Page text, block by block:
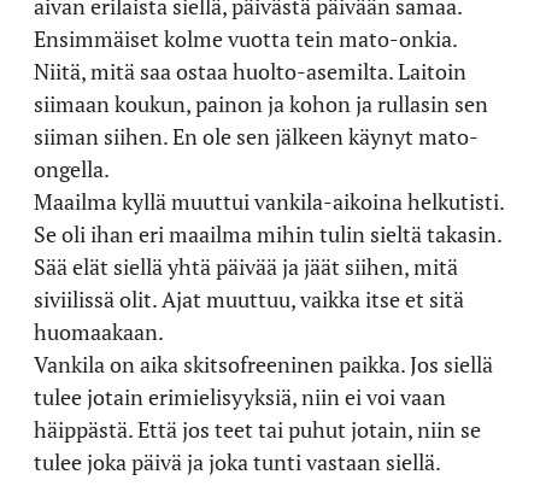
Ensimmäiset kolme vuotta tein mato-onkia.
Niitä, mitä saa ostaa huolto-asemilta. Laitoin
siimaan koukun, painon ja kohon ja rullasin sen
siiman siihen. En ole sen jälkeen käynyt mato-
ongella.
Maailma kyllä muuttui vankila-aikoina helkutisti.
Se oli ihan eri maailma mihin tulin sieltä takasin.
Sää elät siellä yhtä päivää ja jäät siihen, mitä
siviilissä olit. Ajat muuttuu, vaikka itse et sitä
huomaakaan.
Vankila on aika skitsofreeninen paikka. Jos siellä
tulee jotain erimielisyyksiä, niin ei voi vaan
häippästä. Että jos teet tai puhut jotain, niin se
tulee joka päivä ja joka tunti vastaan siellä.